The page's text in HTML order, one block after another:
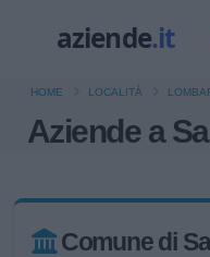
Aziende a
HOME LOCALITÀ
Comune di